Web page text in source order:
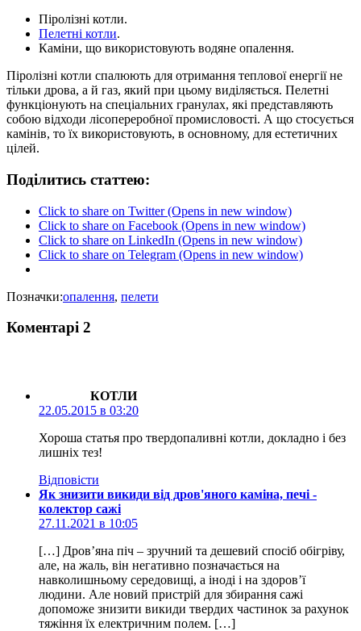
Піролізні котли.
Пелетні котли.
Каміни, що використовують водяне опалення.
Піролізні котли спалюють для отримання теплової енергії не
тільки дрова, а й газ, який при цьому виділяється. Пелетні
функціонують на спеціальних гранулах, які представляють
собою відходи лісопереробної промисловості. А що стосується
камінів, то їх використовують, в основному, для естетичних
цілей.
Поділитись статтею:
Click to share on Twitter (Opens in new window)
Click to share on Facebook (Opens in new window)
Click to share on LinkedIn (Opens in new window)
Click to share on Telegram (Opens in new window)
Позначки:опалення, пелети
Коментарі 2
КОТЛИ
22.05.2015 в 03:20
Хороша статья про твердопаливні котли, докладно і без
лишніх тез!
Відповіcти
Як знизити викиди від дров'яного каміна, печі -
колектор сажі
27.11.2021 в 10:05
[…] Дров’яна піч – зручний та дешевий спосіб обігріву,
але, на жаль, він негативно позначається на
навколишньому середовищі, а іноді і на здоров’ї
людини. Але новий пристрій для збирання сажі
допоможе знизити викиди твердих частинок за рахунок
тяжіння їх електричним полем. […]